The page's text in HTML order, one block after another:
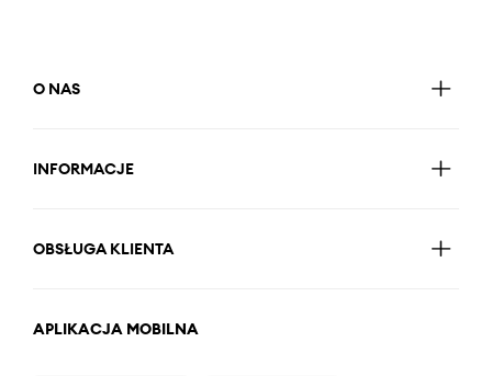
O NAS
INFORMACJE
OBSŁUGA KLIENTA
APLIKACJA MOBILNA